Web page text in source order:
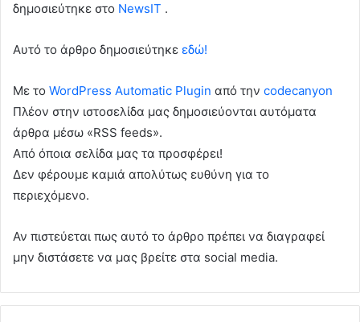
δημοσιεύτηκε στο NewsIT .
Αυτό το άρθρο δημοσιεύτηκε εδώ!
Με το WordPress Automatic Plugin από την codecanyon
Πλέον στην ιστοσελίδα μας δημοσιεύονται αυτόματα
άρθρα μέσω «RSS feeds».
Από όποια σελίδα μας τα προσφέρει!
Δεν φέρουμε καμιά απολύτως ευθύνη για το
περιεχόμενο.
Αν πιστεύεται πως αυτό το άρθρο πρέπει να διαγραφεί
μην διστάσετε να μας βρείτε στα social media.